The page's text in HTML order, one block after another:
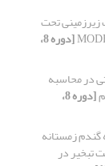
تحت
[دوره 8،
در محاسبه
[دوره 8،
گندم زمستانه
تبخیر در